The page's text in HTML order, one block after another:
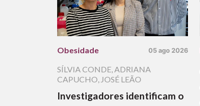
Obesidade 05 ago 2026
SÍLVIA CONDE,ADRIANA
CAPUCHO, JOSÉ LEÃO
Investigadores identificam o